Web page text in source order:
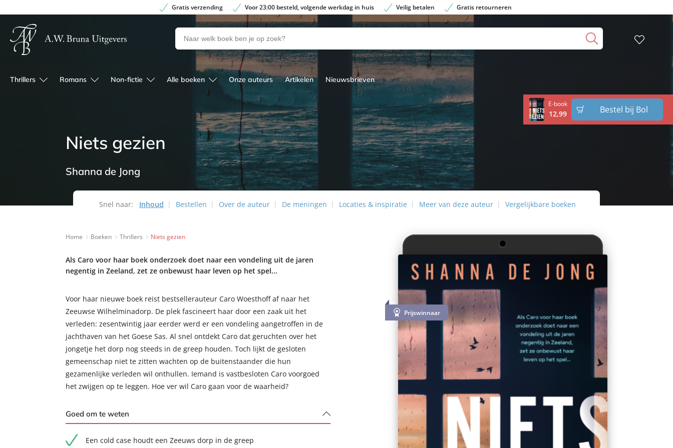
Gratis verzending Voor 23:00 besteld, volgende werkdag in huis Veilig betalen Gratis retourneren
Zoeken
naar
boeken,
auteurs
en
Thrillers Romans Non-fictie Alle boeken Onze auteurs Artikelen Nieuwsbrieven
E-book
12,99 Bestel bij Bol
Niets gezien
Shanna de Jong
Snel naar: Inhoud Bestellen Over de auteur De meningen Locaties & inspiratie Meer van deze auteur Vergelijkbare boeken
Home Boeken Thrillers Niets gezien
Als Caro voor haar boek onderzoek doet naar een vondeling uit de jaren
negentig in Zeeland, zet ze onbewust haar leven op het spel...
Voor haar nieuwe boek reist bestsellerauteur Caro Woesthoff af naar het
Zeeuwse Wilhelminadorp. De plek fascineert haar door een zaak uit het
verleden: zesentwintig jaar eerder werd er een vondeling aangetroffen in de
jachthaven van het Goese Sas. Al snel ontdekt Caro dat geruchten over het
jongetje het dorp nog steeds in de greep houden. Toch lijkt de gesloten
gemeenschap niet te zitten wachten op de buitenstaander die hun
gezamenlijke verleden wil onthullen. Iemand is vastbesloten Caro voorgoed
het zwijgen op te leggen. Hoe ver wil Caro gaan voor de waarheid?
Goed om te weten
Een cold case houdt een Zeeuws dorp in de greep
Prijswinnaar